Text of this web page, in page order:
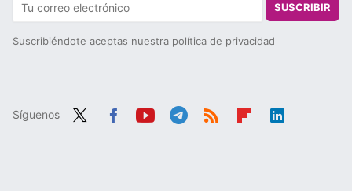
SUSCRIBIR
Suscribiéndote aceptas nuestra política de privacidad
Síguenos